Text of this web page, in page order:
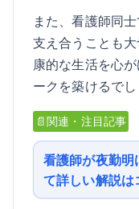
また、看護師同
支え合うことも
康的な生活を心
ークを築けるでし
📄関連・注目記事
看護師が夜勤
て詳しい解説は